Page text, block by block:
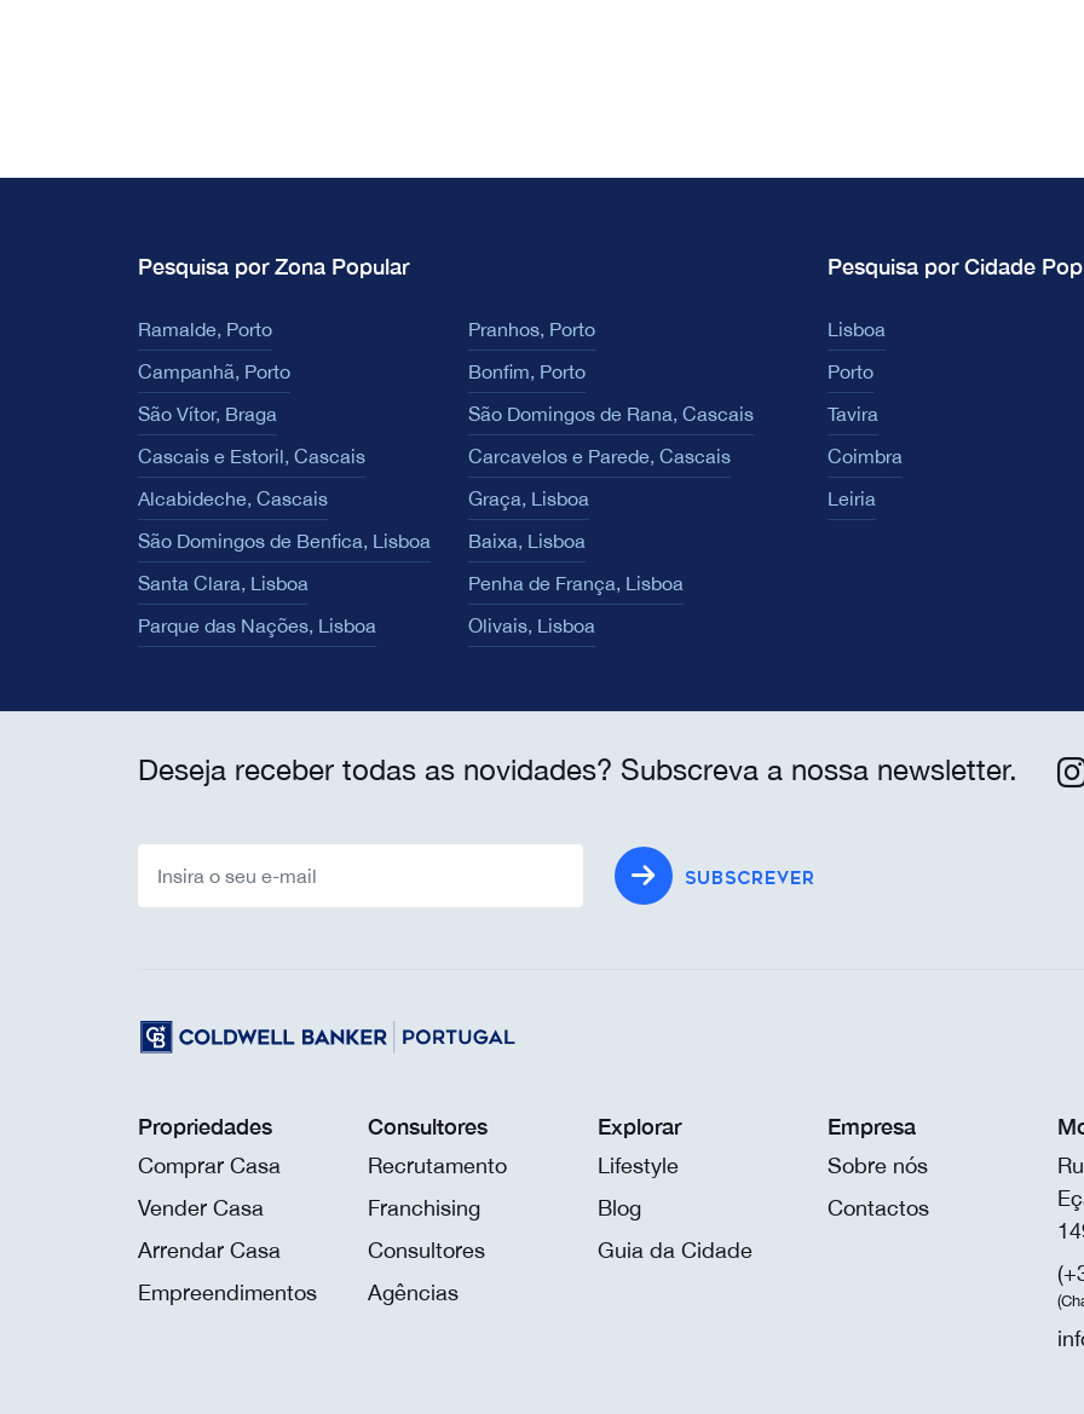
Pesquisa por Zona Popular
Ramalde, Porto
Pranhos, Porto
Campanhã, Porto
Bonfim, Porto
São Vítor, Braga
São Domingos de Rana, Cascais
Cascais e Estoril, Cascais
Carcavelos e Parede, Cascais
Alcabideche, Cascais
Graça, Lisboa
São Domingos de Benfica, Lisboa
Baixa, Lisboa
Santa Clara, Lisboa
Penha de França, Lisboa
Parque das Nações, Lisboa
Olivais, Lisboa
Pesquisa por Cidade
Lisboa
Porto
Tavira
Coimbra
Leiria
Deseja receber todas as novidades? Subscreva a nossa newsletter.
SUBSCREVER
Propriedades
Comprar Casa
Vender Casa
Arrendar Casa
Empreendimentos
Consultores
Recrutamento
Franchising
Consultores
Agências
Explorar
Lifestyle
Blog
Guia da Cidade
Empresa
Sobre nós
Contactos